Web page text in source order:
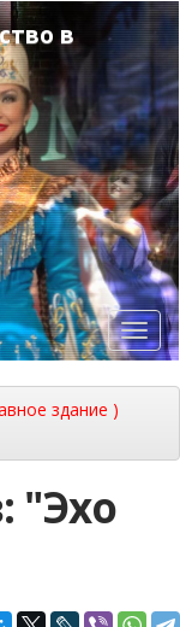
в
здание )
"Эхо